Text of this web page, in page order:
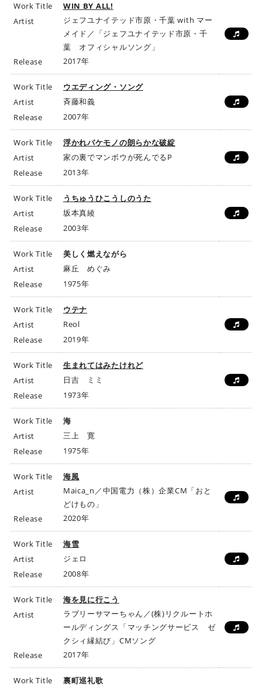
Work Title
WIN BY ALL!
Artist
ジェフユナイテッド市原・千葉 with マー
メイド／「ジェフユナイテッド市原・千
葉 オフィシャルソング」
Release
2017年
Work Title
ウエディング・ソング
Artist
斉藤和義
Release
2007年
Work Title
浮かれバケモノの朗らかな破綻
Artist
家の裏でマンボウが死んでるP
Release
2013年
Work Title
うちゅうひこうしのうた
Artist
坂本真綾
Release
2003年
Work Title
美しく燃えながら
Artist
麻丘 めぐみ
Release
1975年
Work Title
ウテナ
Artist
Reol
Release
2019年
Work Title
生まれてはみたけれど
Artist
日吉 ミミ
Release
1973年
Work Title
海
Artist
三上 寛
Release
1975年
Work Title
海風
Artist
Maica_n／中国電力（株）企業CM「おと
どけもの」
Release
2020年
Work Title
海雪
Artist
ジェロ
Release
2008年
Work Title
海を見に行こう
Artist
ラブリーサマーちゃん／(株)リクルートホ
ールディングス「マッチングサービス ゼ
クシィ縁結び」CMソング
Release
2017年
Work Title 裏町巡礼歌